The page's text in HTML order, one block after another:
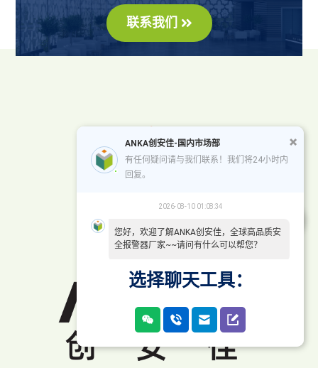
联系我们
ANKA创安佳-国内市场部
有任何疑问请与我们联系！我们将24小时内
回复。
2026-08-10 01:08:34
您好，欢迎了解ANKA创安佳，全球高品质安
全报警器厂家~~请问有什么可以帮您？
选择聊天工具：